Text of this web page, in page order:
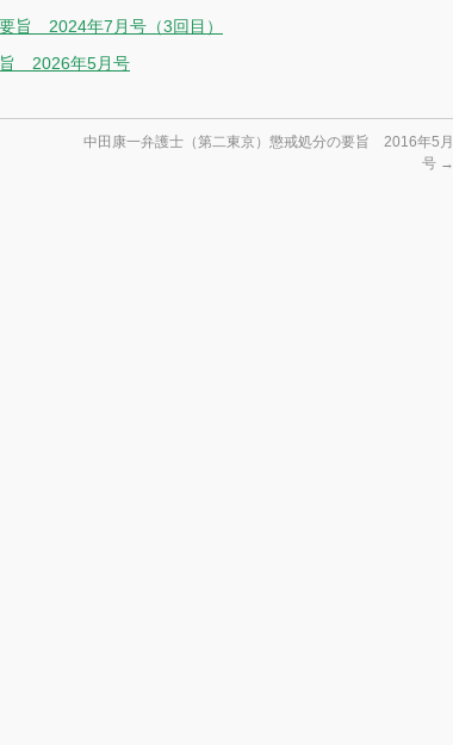
旨 2024年7月号（3回目）
旨 2026年5月号
中田康一弁護士（第二東京）懲戒処分の要旨 2016年5月
号 →